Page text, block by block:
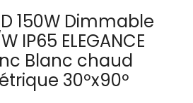
150W Dimmable
IP65 ELEGANCE
Blanc chaud
30ºx90º